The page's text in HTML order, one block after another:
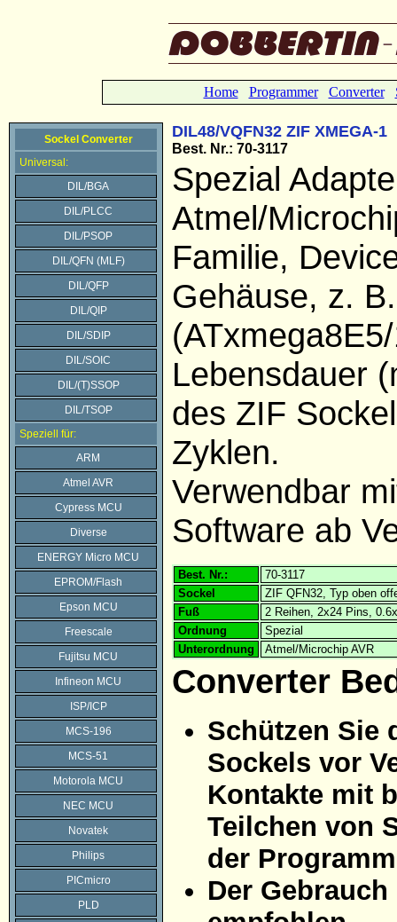
Home Programmer Converter
Sockel Converter
Universal:
DIL/BGA
DIL/PLCC
DIL/PSOP
DIL/QFN (MLF)
DIL/QFP
DIL/QIP
DIL/SDIP
DIL/SOIC
DIL/(T)SSOP
DIL/TSOP
Speziell für:
ARM
Atmel AVR
Cypress MCU
Diverse
ENERGY Micro MCU
EPROM/Flash
Epson MCU
Freescale
Fujitsu MCU
Infineon MCU
ISP/ICP
MCS-196
MCS-51
Motorola MCU
NEC MCU
Novatek
Philips
PICmicro
PLD
DIL48/VQFN32 ZIF XMEGA-1
Best. Nr.: 70-3117
Spezial
Atmel/
Familie,
Gehäuse, z. B.
Lebensdauer
des ZIF
Zyklen.
Verwendbar
Software ab
Best. Nr.:
70-3117
Sockel
ZIF QFN32, Typ oben
Fuß
2 Reihen, 2x24 Pins,
Ordnung
Spezial
Unterordnung
Atmel/Microchip AVR
Converter
Schützen Sie
Sockels vor
Kontakte mit
Teilchen von
der
Der